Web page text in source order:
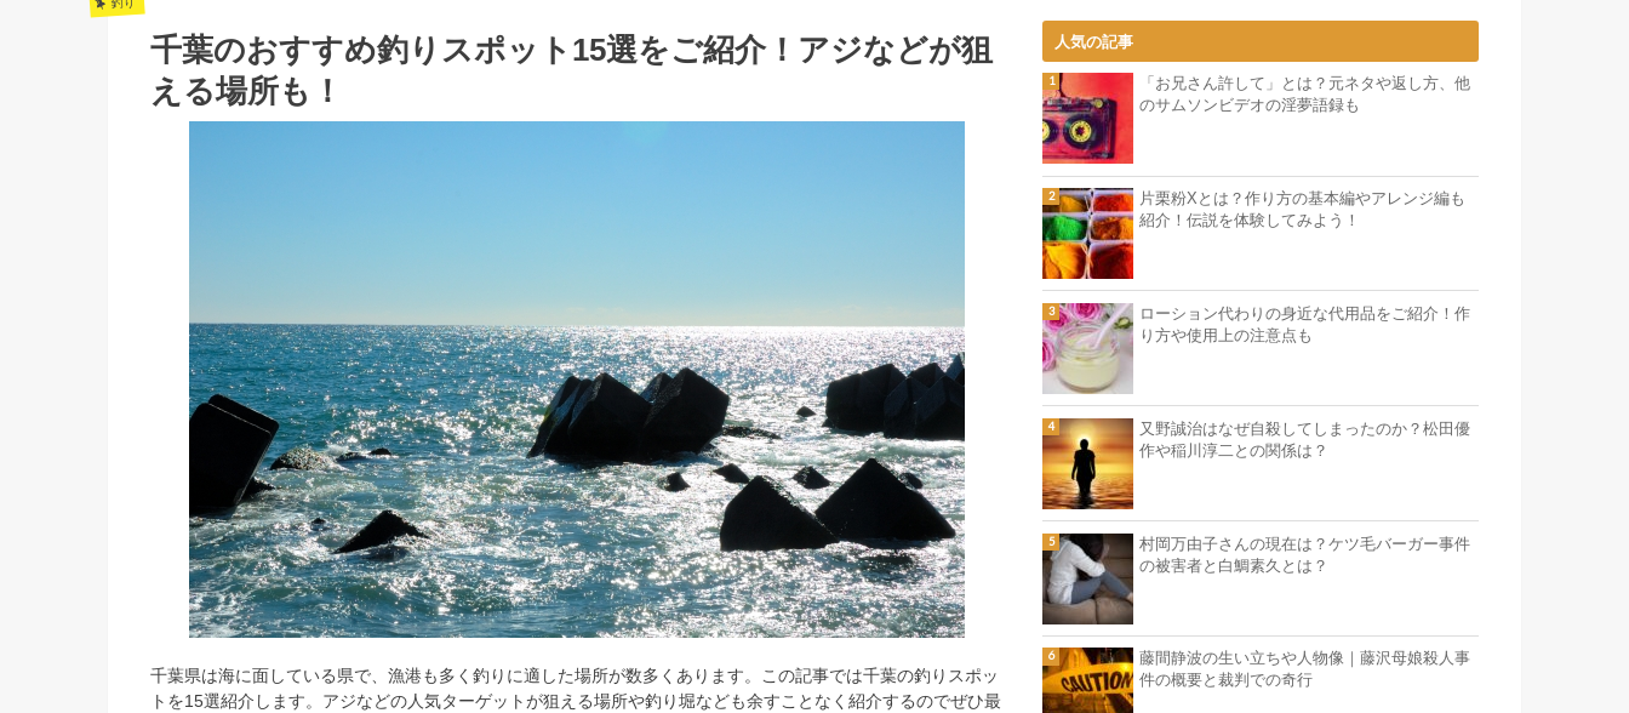
千葉のおすすめ釣りスポット15選をご紹介！アジなどが狙
える場所も！
千葉県は海に面している県で、漁港も多く釣りに適した場所が数多くあります。この記事では千葉の釣りスポッ
トを15選紹介します。アジなどの人気ターゲットが狙える場所や釣り堀なども余すことなく紹介するのでぜひ最
人気の記事
「お兄さん許して」とは？元ネタや返し方、他
のサムソンビデオの淫夢語録も
片栗粉Xとは？作り方の基本編やアレンジ編も
紹介！伝説を体験してみよう！
ローション代わりの身近な代用品をご紹介！作
り方や使用上の注意点も
又野誠治はなぜ自殺してしまったのか？松田優
作や稲川淳二との関係は？
村岡万由子さんの現在は？ケツ毛バーガー事件
の被害者と白鯛素久とは？
藤間静波の生い立ちや人物像｜藤沢母娘殺人事
件の概要と裁判での奇行